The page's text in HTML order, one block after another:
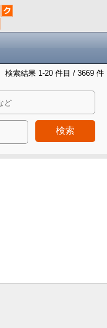
検索結果 1-20 件目 / 3669 件
検索